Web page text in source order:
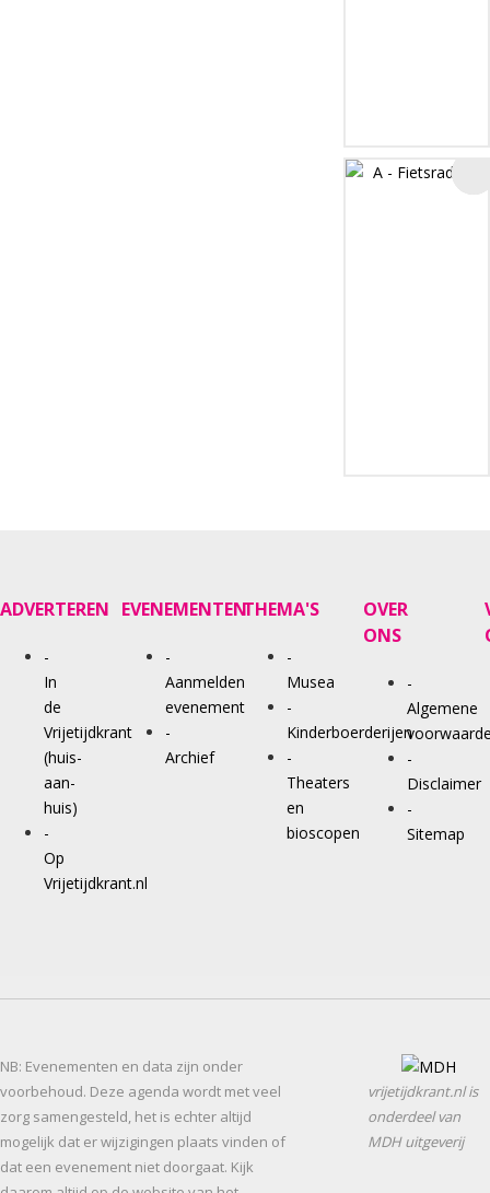
ADVERTEREN
-
In
de
Vrijetijdkrant
(huis-
aan-
huis)
-
Op
Vrijetijdkrant.nl
EVENEMENTEN
-
Aanmelden
evenement
-
Archief
THEMA'S
-
Musea
-
Kinderboerderijen
-
Theaters
en
bioscopen
OVER
ONS
-
Algemene
-
Disclaimer
-
Sitemap
NB: Evenementen en data zijn onder
voorbehoud. Deze agenda wordt met veel
zorg samengesteld, het is echter altijd
mogelijk dat er wijzigingen plaats vinden of
dat een evenement niet doorgaat. Kijk
vrijetijdkrant.nl is
onderdeel van
MDH uitgeverij